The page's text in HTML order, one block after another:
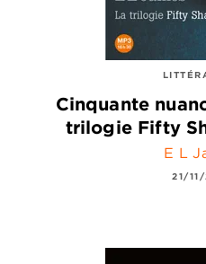
Cinquante
trilogie Fifty
E L
21/